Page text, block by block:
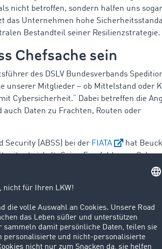
nicht betroffen, sondern halfen uns
das Unternehmen hohe
Bestandteil seiner Resilienzstrategie.
Chefsache sein
des DSLV Bundesverbands
unserer Mitglieder – ob Mittelstand oder
Cybersicherheit.“ Dabei betreffen die
Daten zu Frachten, Routen oder
Security (ABSS) bei der FIATA
hat
Seine Empfehlung:
gemacht werden – inklusive
konsequenter Datensicherung. Wer
besser aufgestellt als viele andere.“
Während Warendiebstahl meist als
also das gezielte Abgreifen von